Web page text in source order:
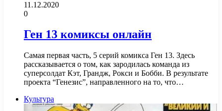
11.12.2020
0
Ген 13 комиксы онлайн
Самая первая часть, 5 серий комикса Ген 13. Здесь
рассказывается о том, как зародилась команда из
суперсолдат Кэт, Грандж, Рокси и Бобби. В результате
проекта “Генезис”, направленного на то, что…
Культура